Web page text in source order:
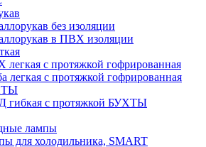
без изоляции
в ПВХ изоляции
с протяжкой гофрированная
легкая с протяжкой гофрированная
гибкая с протяжкой БУХТЫ
лампы
для холодильника, SMART